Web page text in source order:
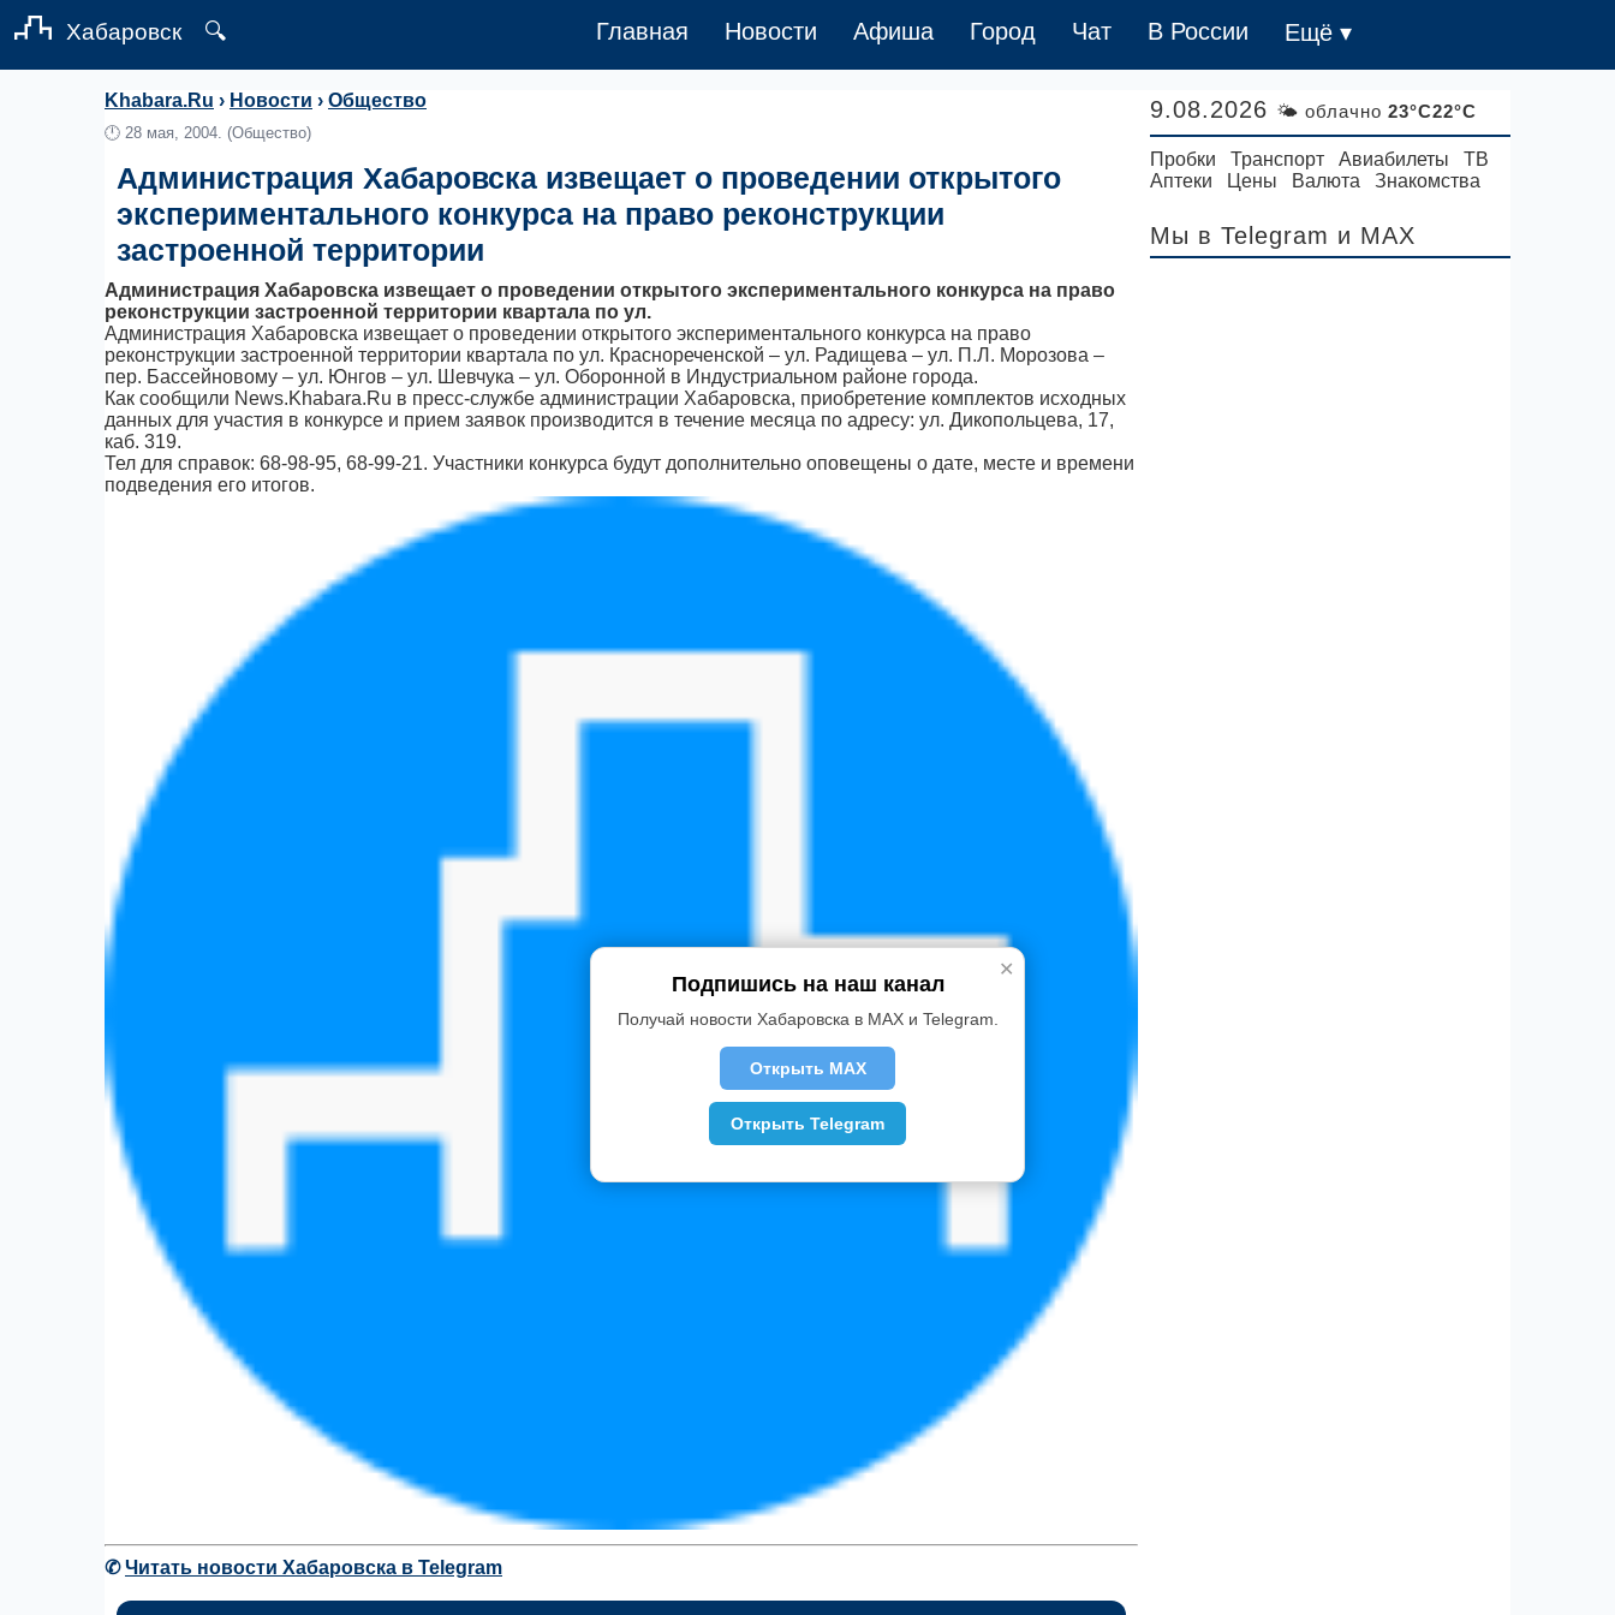
Хабаровск 🔍 Главная Новости Афиша Город Чат В России Ещё ▾
Khabara.Ru › Новости › Общество
🕛 28 мая, 2004. (Общество)
Администрация Хабаровска извещает о проведении открытого
экспериментального конкурса на право реконструкции
застроенной территории
Администрация Хабаровска извещает о проведении открытого экспериментального конкурса на право
реконструкции застроенной территории квартала по ул.
Администрация Хабаровска извещает о проведении открытого экспериментального конкурса на право
реконструкции застроенной территории квартала по ул. Краснореченской – ул. Радищева – ул. П.Л. Морозова –
пер. Бассейновому – ул. Юнгов – ул. Шевчука – ул. Оборонной в Индустриальном районе города.
Как сообщили News.Khabara.Ru в пресс-службе администрации Хабаровска, приобретение комплектов исходных
данных для участия в конкурсе и прием заявок производится в течение месяца по адресу: ул. Дикопольцева, 17,
каб. 319.
Тел для справок: 68-98-95, 68-99-21. Участники конкурса будут дополнительно оповещены о дате, месте и времени
подведения его итогов.
✆Читать новости Хабаровска в Telegram
✕
Подпишись на наш канал
Получай новости Хабаровска в MAX и Telegram.
Открыть MAX
Открыть Telegram
9.08.2026 🌤 облачно 23°C22°C
Пробки Транспорт Авиабилеты
ТВ
Аптеки
Цены Валюта Знакомства
Мы в Telegram и MAX